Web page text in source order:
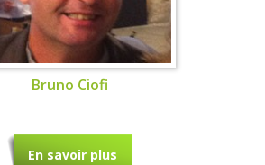
Bruno Ciofi
En savoir plus